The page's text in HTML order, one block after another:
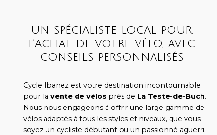
Un spécialiste local pour
l’achat de votre vélo, avec
conseils personnalisés
Cycle Ibanez est votre destination incontournable
pour la vente de vélos près de La Teste-de-Buch.
Nous nous engageons à offrir une large gamme de
vélos adaptés à tous les styles et niveaux, que vous
soyez un cycliste débutant ou un passionné aguerri.